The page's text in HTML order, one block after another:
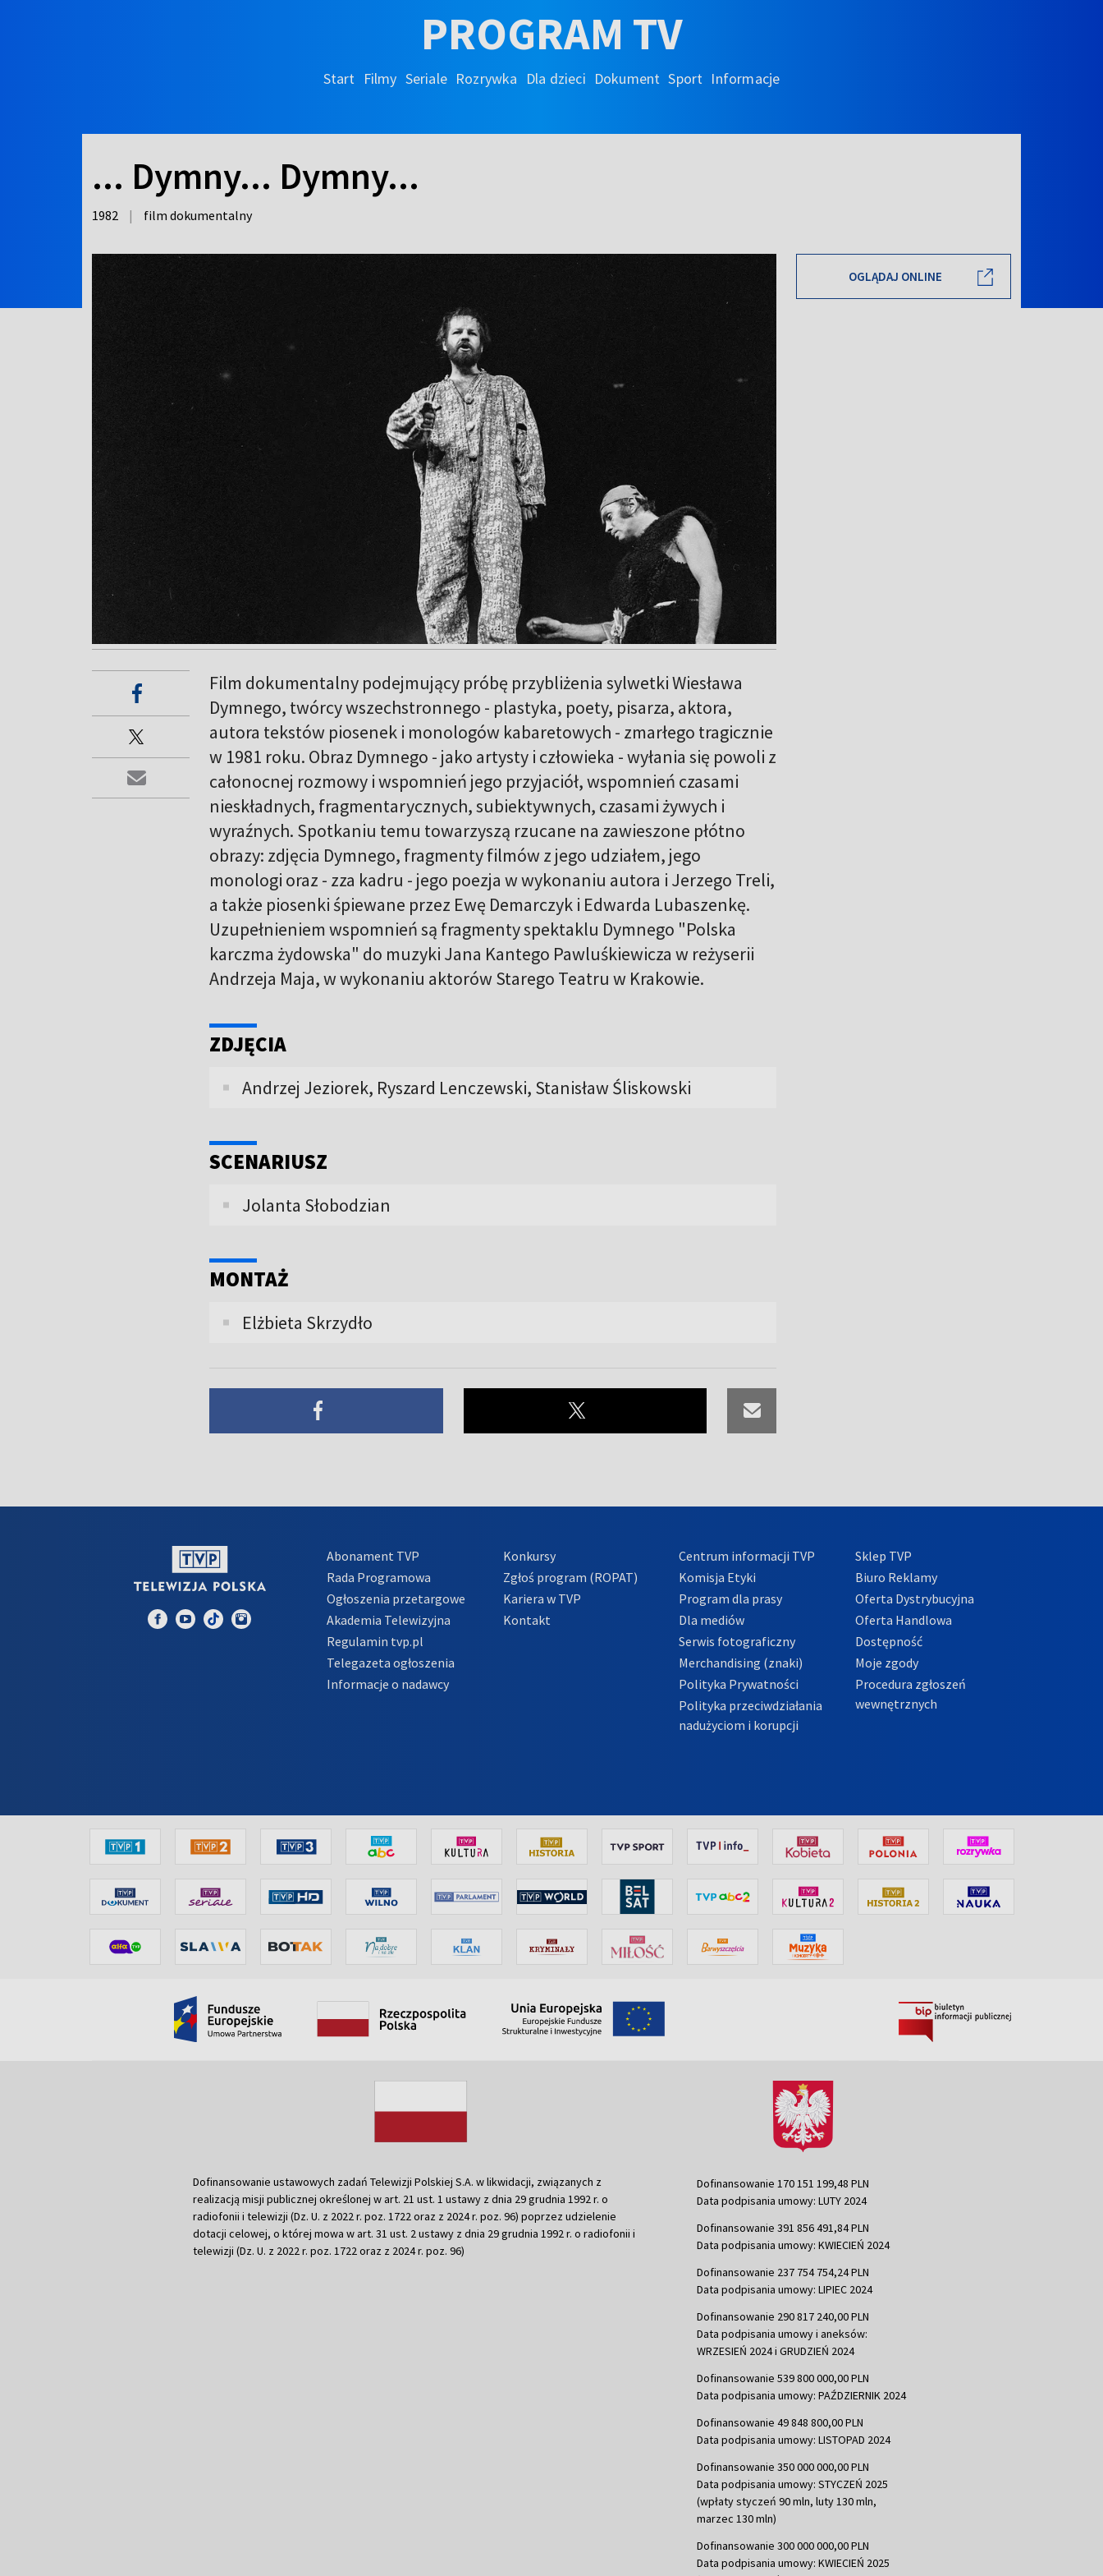
PROGRAM TV
Start Filmy Seriale Rozrywka Dla dzieci Dokument Sport Informacje
... Dymny... Dymny...
1982 | film dokumentalny
Film dokumentalny podejmujący próbę przybliżenia sylwetki Wiesława
Dymnego, twórcy wszechstronnego - plastyka, poety, pisarza, aktora,
autora tekstów piosenek i monologów kabaretowych - zmarłego tragicznie
w 1981 roku. Obraz Dymnego - jako artysty i człowieka - wyłania się powoli z
całonocnej rozmowy i wspomnień jego przyjaciół, wspomnień czasami
nieskładnych, fragmentarycznych, subiektywnych, czasami żywych i
wyraźnych. Spotkaniu temu towarzyszą rzucane na zawieszone płótno
obrazy: zdjęcia Dymnego, fragmenty filmów z jego udziałem, jego
monologi oraz - zza kadru - jego poezja w wykonaniu autora i Jerzego Treli,
a także piosenki śpiewane przez Ewę Demarczyk i Edwarda Lubaszenkę.
Uzupełnieniem wspomnień są fragmenty spektaklu Dymnego "Polska
karczma żydowska" do muzyki Jana Kantego Pawluśkiewicza w reżyserii
Andrzeja Maja, w wykonaniu aktorów Starego Teatru w Krakowie.
ZDJĘCIA
Andrzej Jeziorek, Ryszard Lenczewski, Stanisław Śliskowski
SCENARIUSZ
Jolanta Słobodzian
MONTAŻ
Elżbieta Skrzydło
OGLĄDAJ ONLINE
Abonament TVP
Rada Programowa
Ogłoszenia przetargowe
Akademia Telewizyjna
Regulamin tvp.pl
Telegazeta ogłoszenia
Informacje o nadawcy
Konkursy
Zgłoś program (ROPAT)
Kariera w TVP
Kontakt
Centrum informacji TVP
Komisja Etyki
Program dla prasy
Dla mediów
Serwis fotograficzny
Merchandising (znaki)
Polityka Prywatności
Polityka przeciwdziałania
nadużyciom i korupcji
Sklep TVP
Biuro Reklamy
Oferta Dystrybucyjna
Oferta Handlowa
Dostępność
Moje zgody
Procedura zgłoszeń
wewnętrznych
Dofinansowanie ustawowych zadań Telewizji Polskiej S.A. w likwidacji, związanych z
realizacją misji publicznej określonej w art. 21 ust. 1 ustawy z dnia 29 grudnia 1992 r. o
radiofonii i telewizji (Dz. U. z 2022 r. poz. 1722 oraz z 2024 r. poz. 96) poprzez udzielenie
dotacji celowej, o której mowa w art. 31 ust. 2 ustawy z dnia 29 grudnia 1992 r. o radiofonii i
telewizji (Dz. U. z 2022 r. poz. 1722 oraz z 2024 r. poz. 96)
Dofinansowanie 170 151 199,48 PLN
Data podpisania umowy: LUTY 2024
Dofinansowanie 391 856 491,84 PLN
Data podpisania umowy: KWIECIEŃ 2024
Dofinansowanie 237 754 754,24 PLN
Data podpisania umowy: LIPIEC 2024
Dofinansowanie 290 817 240,00 PLN
Data podpisania umowy i aneksów:
WRZESIEŃ 2024 i GRUDZIEŃ 2024
Dofinansowanie 539 800 000,00 PLN
Data podpisania umowy: PAŹDZIERNIK 2024
Dofinansowanie 49 848 800,00 PLN
Data podpisania umowy: LISTOPAD 2024
Dofinansowanie 350 000 000,00 PLN
Data podpisania umowy: STYCZEŃ 2025
(wpłaty styczeń 90 mln, luty 130 mln,
marzec 130 mln)
Dofinansowanie 300 000 000,00 PLN
Data podpisania umowy: KWIECIEŃ 2025